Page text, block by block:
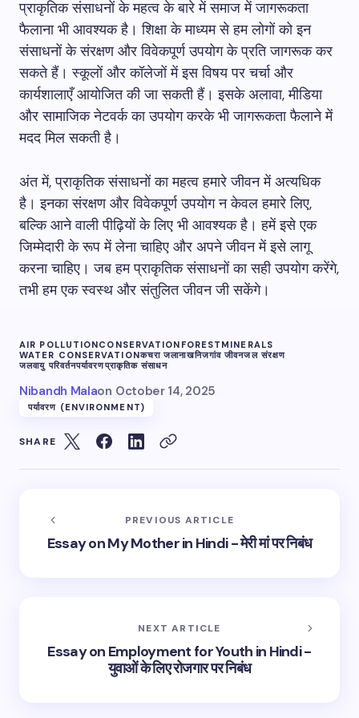
प्राकृतिक संसाधनों के महत्व के बारे में समाज में जागरूकता
फैलाना भी आवश्यक है। शिक्षा के माध्यम से हम लोगों को इन
संसाधनों के संरक्षण और विवेकपूर्ण उपयोग के प्रति जागरूक कर
सकते हैं। स्कूलों और कॉलेजों में इस विषय पर चर्चा और
कार्यशालाएँ आयोजित की जा सकती हैं। इसके अलावा, मीडिया
और सामाजिक नेटवर्क का उपयोग करके भी जागरूकता फैलाने में
मदद मिल सकती है।
अंत में, प्राकृतिक संसाधनों का महत्व हमारे जीवन में अत्यधिक
है। इनका संरक्षण और विवेकपूर्ण उपयोग न केवल हमारे लिए,
बल्कि आने वाली पीढ़ियों के लिए भी आवश्यक है। हमें इसे एक
जिम्मेदारी के रूप में लेना चाहिए और अपने जीवन में इसे लागू
करना चाहिए। जब हम प्राकृतिक संसाधनों का सही उपयोग करेंगे,
तभी हम एक स्वस्थ और संतुलित जीवन जी सकेंगे।
AIR POLLUTIONCONSERVATION FOREST MINERALS
WATER CONSERVATIONकचरा जलानाखनिजगांव जीवनजल संरक्षण
जलवायु परिवर्तनपर्यावरणप्राकृतिक संसाधन
Nibandh Malaon October 14, 2025
पर्यावरण (ENVIRONMENT)
SHARE
PREVIOUS ARTICLE
Essay on My Mother in Hindi - मेरी मां पर निबंध
NEXT ARTICLE
Essay on Employment for Youth in Hindi -
युवाओं के लिए रोजगार पर निबंध